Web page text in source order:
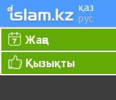
қаз
рус
Жаңа
Қызықты